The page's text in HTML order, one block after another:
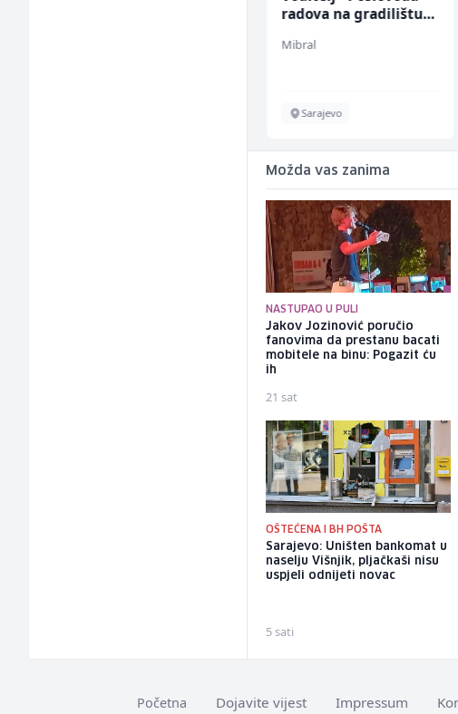
radova na gradilištu
Mibral
Sarajevo
Možda vas zanima
NASTUPAO U PULI
Jakov Jozinović poručio
fanovima da prestanu bacati
mobitele na binu: Pogazit ću
ih
21 sat
OŠTEĆENA I BH POŠTA
Sarajevo: Uništen bankomat u
naselju Višnjik, pljačkaši nisu
uspjeli odnijeti novac
5 sati
Početna Dojavite vijest Impressum